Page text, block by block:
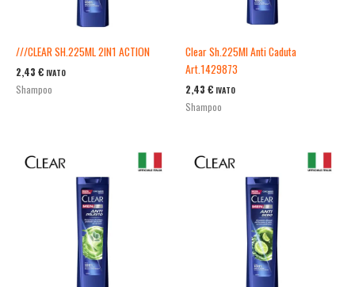
///CLEAR SH.225ML 2IN1 ACTION
2,43 € IVATO
Shampoo
Clear Sh.225Ml Anti Caduta
Art.1429873
2,43 € IVATO
Shampoo